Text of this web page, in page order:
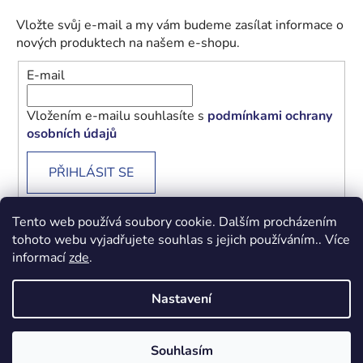
Tento web používá soubory cookie. Dalším procházením
tohoto webu vyjadřujete souhlas s jejich používáním.. Více
informacízde.
Nastavení
Souhlasím
Vložte svůj e-mail a my vám budeme zasílat informace o
nových produktech na našem e-shopu.
E-mail
Vložením e-mailu souhlasíte s podmínkami ochrany
osobních údajů
PŘIHLÁSIT SE
Obchodní podmínky Podmínky ochrany osobních údajů
Vytvořil Shoptet
Beránek - Levné knihy